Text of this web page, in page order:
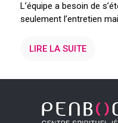
L’équipe a besoin de
seulement l’entretien
LIRE LA SUITE